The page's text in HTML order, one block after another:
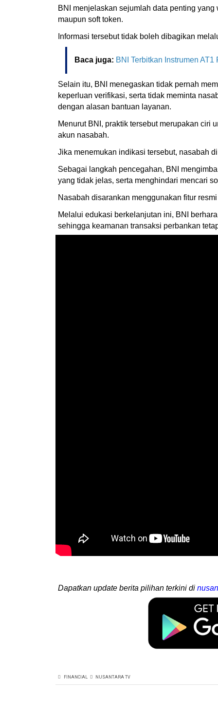
BNI menjelaskan sejumlah data penting
maupun soft token.
Informasi tersebut tidak boleh dibagikan
Baca juga: BNI Terbitkan Instrumen
Selain itu, BNI menegaskan tidak pernah
keperluan verifikasi, serta tidak meminta
dengan alasan bantuan layanan.
Menurut BNI, praktik tersebut merupakan ciri
akun nasabah.
Jika menemukan indikasi tersebut, nasabah
Sebagai langkah pencegahan, BNI
yang tidak jelas, serta menghindari mencari
Nasabah disarankan menggunakan fitur
Melalui edukasi berkelanjutan ini, BNI
sehingga keamanan transaksi perbankan
Dapatkan update berita pilihan terkini di
FINANCIAL NUSANTARA TV